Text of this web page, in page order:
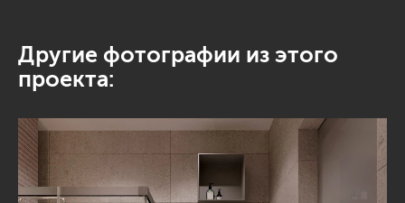
Другие фотографии из этого
проекта: